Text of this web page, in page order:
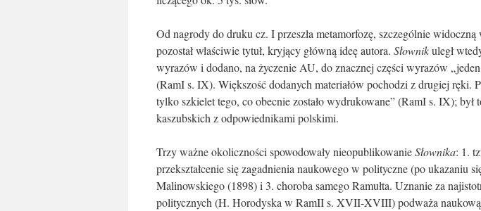
Od nagrody do druku cz. I przeszła metamorfozę, szczególnie
pozostał właściwie tytuł, kryjący główną ideę autora. Słownikuległ
wyrazów i dodano, na życzenie AU, do znacznej części wyrazów
(RamI s. IX). Większość dodanych materiałów pochodzi z drugiej ręki.
tylko szkielet tego, co obecnie zostało wydrukowane” (RamI s. IX); był
kaszubskich z odpowiednikami polskimi.
Trzy ważne okoliczności spowodowały nieopublikowanieSłownika: 1.
przekształcenie się zagadnienia naukowego w polityczne (po ukazaniu
Malinowskiego (1898) i 3. choroba samego Ramułta. Uznanie za
politycznych (H. Horodyska w RamII s. XVII-XVIII) podważa